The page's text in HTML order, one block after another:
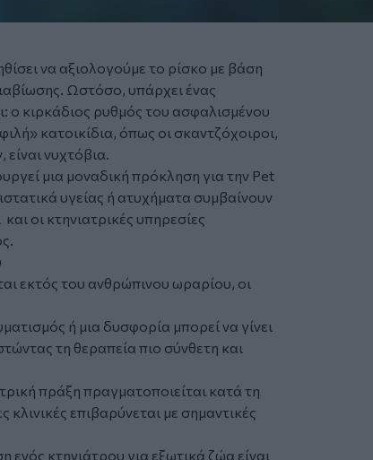
να αξιολογούμε το ρίσκο με βάση
Ωστόσο, υπάρχει ένας
κιρκάδιος ρυθμός του ασφαλισμένου
κατοικίδια, όπως οι σκαντζόχοιροι,
νυχτόβια.
μια μοναδική πρόκληση για την Pet
υγείας ή ατυχήματα συμβαίνουν
οι κτηνιατρικές υπηρεσίες
εκτός του ανθρώπινου ωραρίου, οι
ή μια δυσφορία μπορεί να γίνει
τη θεραπεία πιο σύνθετη και
πράξη πραγματοποιείται κατά τη
επιβαρύνεται με σημαντικές
ενός κτηνιάτρου για εξωτικά ζώα είναι